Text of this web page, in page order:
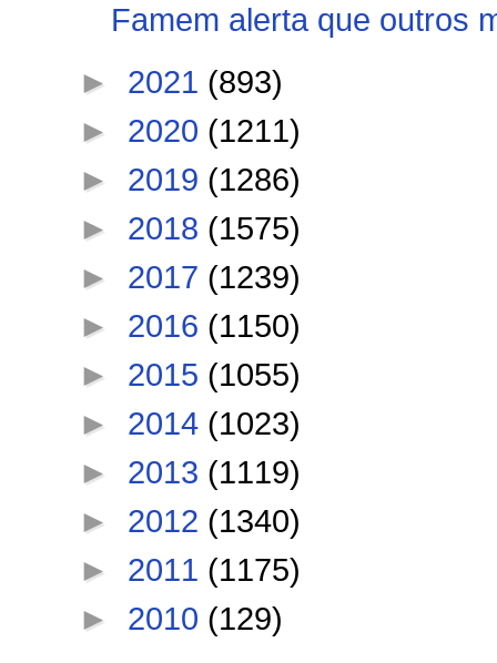
Famem alerta que outros
► 2021 (893)
► 2020 (1211)
► 2019 (1286)
► 2018 (1575)
► 2017 (1239)
► 2016 (1150)
► 2015 (1055)
► 2014 (1023)
► 2013 (1119)
► 2012 (1340)
► 2011 (1175)
► 2010 (129)